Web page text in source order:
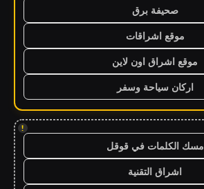
صحيفة برق
موقع اشراقات
موقع اشراق اون لاين
اركان سياحة وسفر
!
مسك الكلمات في قوقل
اشراق التقنية